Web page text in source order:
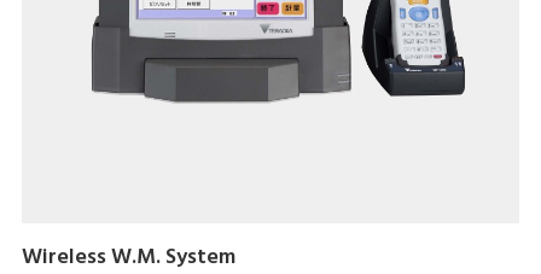
Wireless W.M. System